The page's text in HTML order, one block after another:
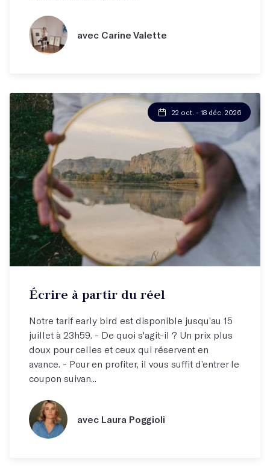
avec Carine Valette
22 oct. - 18 déc. 2026
Écrire à partir du réel
Notre tarif early bird est disponible jusqu’au 15
juillet à 23h59. - De quoi s'agit-il ? Un prix plus
doux pour celles et ceux qui réservent en
avance. - Pour en profiter, il vous suffit d’entrer le
coupon suivan...
avec Laura Poggioli